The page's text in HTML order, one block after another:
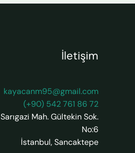
İletişim
kayacanm95@gmail.com
(+90) 542 761 86 72
Sarıgazi Mah. Gültekin Sok.
No:6
İstanbul,Sancaktepe